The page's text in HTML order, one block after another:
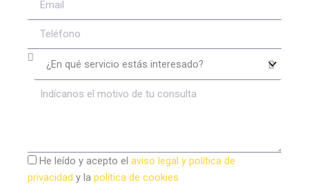
He leído y acepto el aviso legal y política de
privacidad y la política de cookies